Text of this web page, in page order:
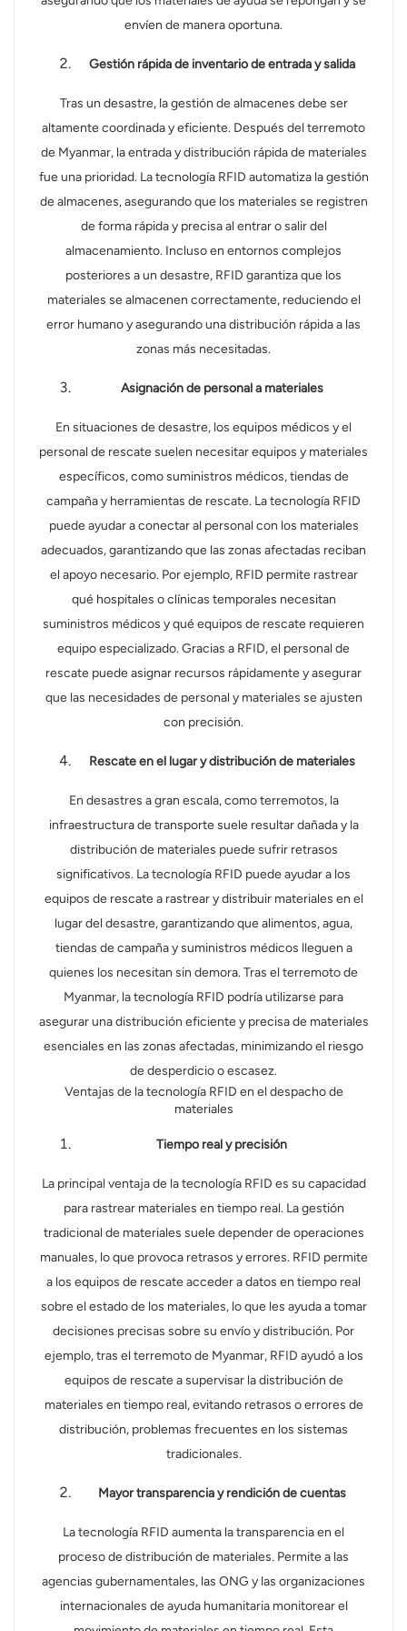
envíen de manera oportuna.
Gestión rápida de inventario de entrada y salida
Tras un desastre, la gestión de almacenes debe ser
altamente coordinada y eficiente. Después del terremoto
de Myanmar, la entrada y distribución rápida de materiales
fue una prioridad. La tecnología RFID automatiza la gestión
de almacenes, asegurando que los materiales se registren
de forma rápida y precisa al entrar o salir del
almacenamiento. Incluso en entornos complejos
posteriores a un desastre, RFID garantiza que los
materiales se almacenen correctamente, reduciendo el
error humano y asegurando una distribución rápida a las
zonas más necesitadas.
Asignación de personal a materiales
En situaciones de desastre, los equipos médicos y el
personal de rescate suelen necesitar equipos y materiales
específicos, como suministros médicos, tiendas de
campaña y herramientas de rescate. La tecnología RFID
puede ayudar a conectar al personal con los materiales
adecuados, garantizando que las zonas afectadas reciban
el apoyo necesario. Por ejemplo, RFID permite rastrear
qué hospitales o clínicas temporales necesitan
suministros médicos y qué equipos de rescate requieren
equipo especializado. Gracias a RFID, el personal de
rescate puede asignar recursos rápidamente y asegurar
que las necesidades de personal y materiales se ajusten
con precisión.
Rescate en el lugar y distribución de materiales
En desastres a gran escala, como terremotos, la
infraestructura de transporte suele resultar dañada y la
distribución de materiales puede sufrir retrasos
significativos. La tecnología RFID puede ayudar a los
equipos de rescate a rastrear y distribuir materiales en el
lugar del desastre, garantizando que alimentos, agua,
tiendas de campaña y suministros médicos lleguen a
quienes los necesitan sin demora. Tras el terremoto de
Myanmar, la tecnología RFID podría utilizarse para
asegurar una distribución eficiente y precisa de materiales
esenciales en las zonas afectadas, minimizando el riesgo
de desperdicio o escasez.
Ventajas de la tecnología RFID en el despacho de
materiales
Tiempo real y precisión
La principal ventaja de la tecnología RFID es su capacidad
para rastrear materiales en tiempo real. La gestión
tradicional de materiales suele depender de operaciones
manuales, lo que provoca retrasos y errores. RFID permite
a los equipos de rescate acceder a datos en tiempo real
sobre el estado de los materiales, lo que les ayuda a tomar
decisiones precisas sobre su envío y distribución. Por
ejemplo, tras el terremoto de Myanmar, RFID ayudó a los
equipos de rescate a supervisar la distribución de
materiales en tiempo real, evitando retrasos o errores de
distribución, problemas frecuentes en los sistemas
tradicionales.
Mayor transparencia y rendición de cuentas
La tecnología RFID aumenta la transparencia en el
proceso de distribución de materiales. Permite a las
agencias gubernamentales, las ONG y las organizaciones
internacionales de ayuda humanitaria monitorear el